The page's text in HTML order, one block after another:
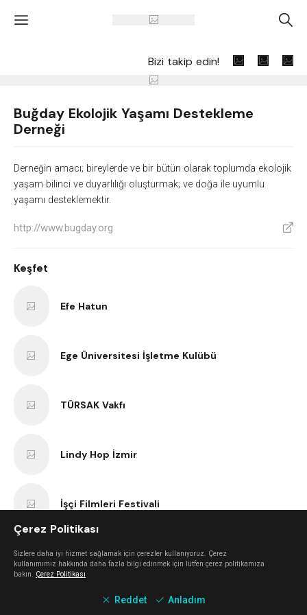
' A
Bizi takip edin!
Buğday Ekolojik Yaşamı Destekleme
Derneği
Derneğin amacı; bireylerde ve bir bütün olarak toplumda ekolojik
yaşam bilinci ve duyarlılığı oluşturmak; ve doğa ile uyumlu
yaşamı desteklemektir.
http://www.bugday.org V
Keşfet
Efe Hatun
Ege Üniversitesi İşletme Kulübü
TÜRSAK Vakfı
Lindy Hop İzmir
İşçi Filmleri Festivali
VBenzeri
Bir Varmış Bir Yokmuş Tiyatro
Çerez Politikası
Sizlere daha iyi hizmet sağlamak için çerezler kullanıyoruz. Çerez
kullanımımız hakkında daha fazla bilgi edinmek için lütfen çerez politikamıza
bakın. Çerez Politikası
Reddet Anladım